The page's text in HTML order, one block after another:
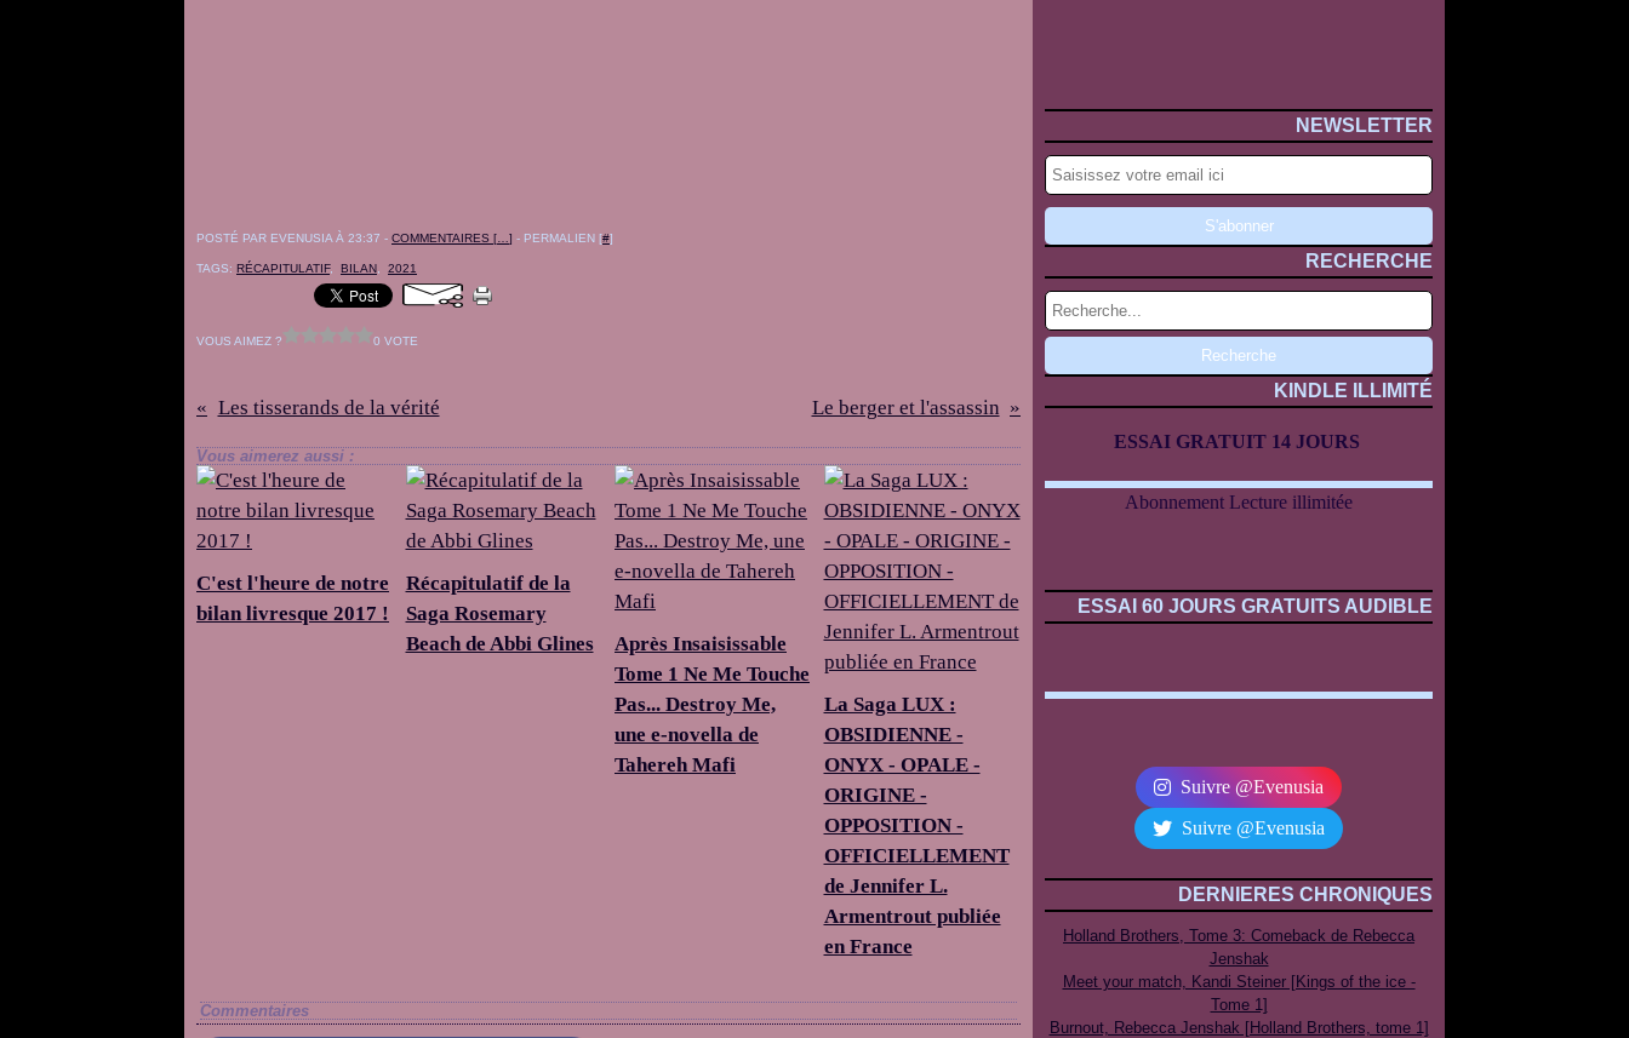
POSTÉ PAR EVENUSIA À 23:37 - COMMENTAIRES [ ] - PERMALIEN [#]
TAGS: RÉCAPITULATIF, BILAN 2021
VOUS AIMEZ ? 0 VOTE
Les tisserands de la vérité Le berger et l'assassin
Vous aimerez aussi :
C'est l'heure de notre
bilan livresque 2017 !
Récapitulatif de la
Saga Rosemary
Beach de Abbi Glines
Après Insaisissable
Tome 1 Ne Me Touche
Pas... Destroy Me,
une e-novella de
Tahereh Mafi
La Saga LUX :
OBSIDIENNE -
ONYX - OPALE -
ORIGINE -
OPPOSITION -
OFFICIELLEMENT
de Jennifer L.
Armentrout publiée
en France
Commentaires
NEWSLETTER
RECHERCHE
KINDLE ILLIMITÉ
ESSAI GRATUIT 14 JOURS
Abonnement Lecture illimitée
ESSAI 60 JOURS GRATUITS AUDIBLE
Suivre @Evenusia
Suivre @Evenusia
DERNIERES CHRONIQUES
Holland Brothers, Tome 3: Comeback de Rebecca
Jenshak
Meet your match, Kandi Steiner [Kings of the ice -
Tome 1]
Burnout, Rebecca Jenshak [Holland Brothers, tome 1]